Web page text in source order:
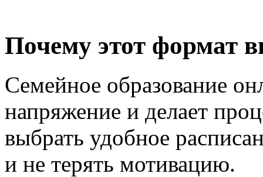
Почему этот формат
Семейное образование
напряжение и делает
выбрать удобное
и не терять мотивацию.